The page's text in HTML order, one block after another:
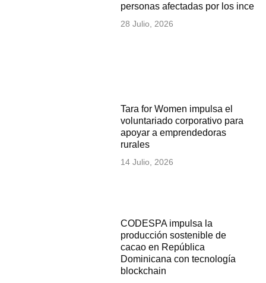
personas afectadas por los
28 Julio, 2026
Tara for Women impulsa el
voluntariado corporativo para
apoyar a emprendedoras
rurales
14 Julio, 2026
CODESPA impulsa la
producción sostenible de
cacao en República
Dominicana con tecnología
blockchain